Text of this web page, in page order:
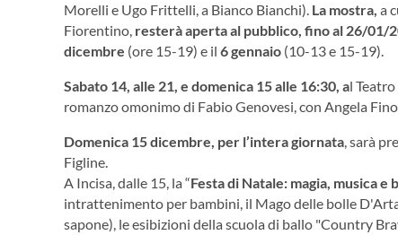
Morelli e Ugo Frittelli, a Bianco Bianchi). La mostra, a
Fiorentino, resterà aperta al pubblico, fino al 26/01/
dicembre (ore 15-19) e il 6 gennaio (10-13 e 15-19).
Sabato 14, alle 21, e domenica 15 alle 16:30, al
romanzo omonimo di Fabio Genovesi, con Angela
Domenica 15 dicembre, per l’intera giornata, sarà
Figline.
A Incisa, dalle 15, la “Festa di Natale: magia, musica e
intrattenimento per bambini, il Mago delle bolle
sapone), le esibizioni della scuola di ballo "Country